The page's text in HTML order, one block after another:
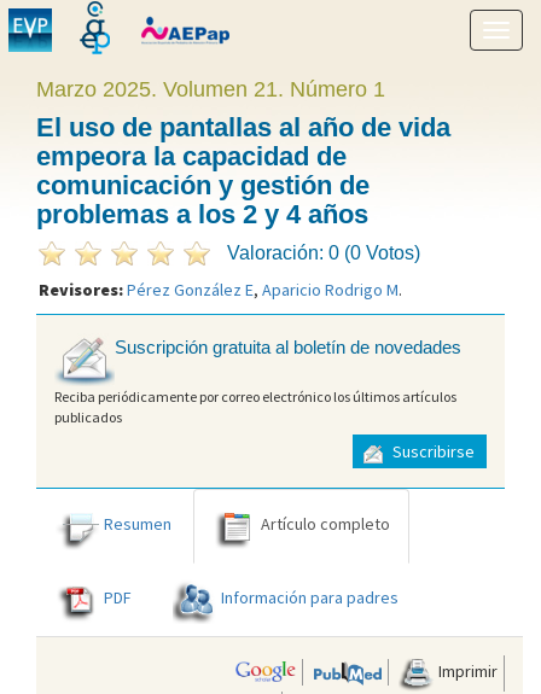
menú
Marzo 2025. Volumen 21. Número 1
El uso de pantallas al año de vida
empeora la capacidad de
comunicación y gestión de
problemas a los 2 y 4 años
Valoración: 0 (0 Votos)
Revisores:Pérez González E, Aparicio Rodrigo M.
Suscripción gratuita al boletín de novedades
Reciba periódicamente por correo electrónico los últimos artículos
publicados
Suscribirse
Resumen Artículo completo
PDF Información para padres
Imprimir